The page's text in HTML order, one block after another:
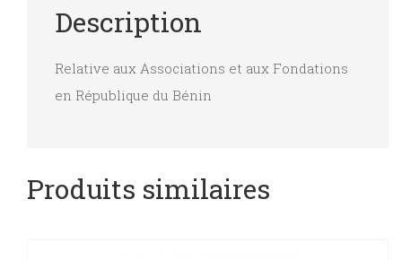
2025
Description
Relative aux Associations et aux Fondations
en République du Bénin
Produits similaires